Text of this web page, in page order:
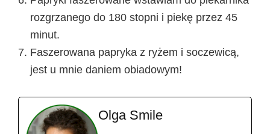
rozgrzanego do 180 stopni i piekę przez 45
minut.
Faszerowana papryka z ryżem i soczewicą,
jest u mnie daniem obiadowym!
Olga Smile